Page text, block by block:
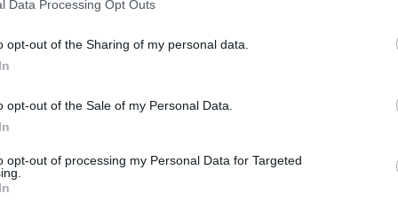
Data Processing Opt Outs
opt-out of the Sharing of my personal data.
opt-out of the Sale of my Personal Data.
opt-out of processing my Personal Data for Targeted
váltáson töprengsz? Érdekelnek a legfrissebb hírek az e-
a legújabb fejlesztések az elektromosság és a
jó helyen jársz!